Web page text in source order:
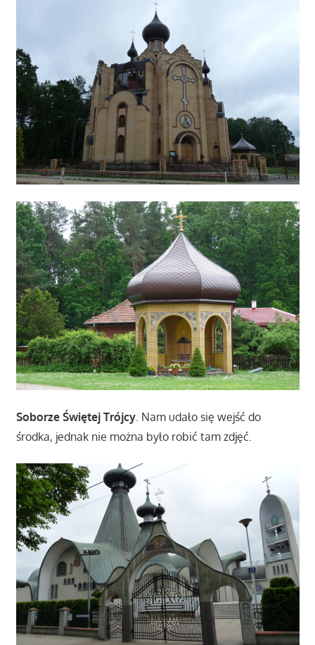
Soborze Świętej Trójcy. Nam udało się wejść do
środka, jednak nie można było robić tam zdjęć.